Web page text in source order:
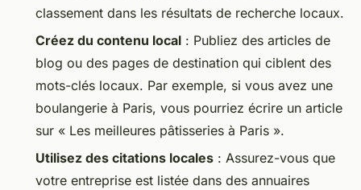
classement dans les résultats de recherche locaux.
Créez du contenu local : Publiez des articles de
blog ou des pages de destination qui ciblent des
mots-clés locaux. Par exemple, si vous avez une
boulangerie à Paris, vous pourriez écrire un article
sur « Les meilleures pâtisseries à Paris ».
Utilisez des citations locales : Assurez-vous que
votre entreprise est listée dans des annuaires